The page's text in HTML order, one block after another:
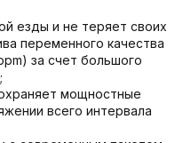
езды и не теряет своих
переменного качества
за счет большого
мощностные
всего интервала